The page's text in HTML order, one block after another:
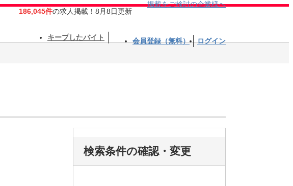
186,045件の求人掲載！8月8日更新
掲載をご検討の企業様へ
キープしたバイト 会員登録（無料） ログイン
検索条件の確認・変更